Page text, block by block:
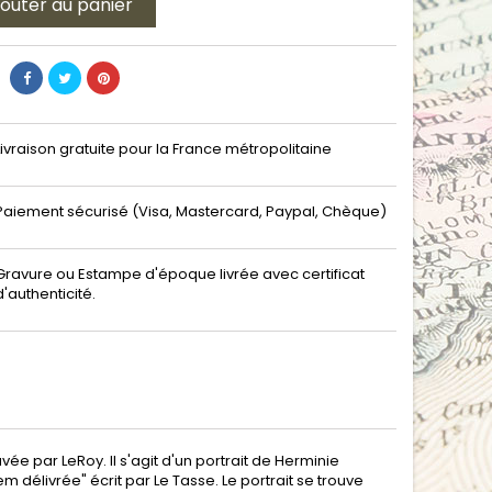
gratuite pour la France métropolitaine
sécurisé (Visa, Mastercard, Paypal, Chèque)
ou Estampe d'époque livrée avec certificat
par LeRoy. Il s'agit d'un portrait de Herminie
délivrée" écrit par Le Tasse. Le portrait se trouve